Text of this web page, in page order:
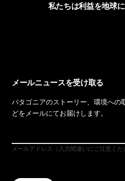
私たちは利益を地球に
メールニュースを受け取る
パタゴニアのストーリー、環境への
どをメールにてお届けします。
メールアドレス（入力間違いにご注意くだ